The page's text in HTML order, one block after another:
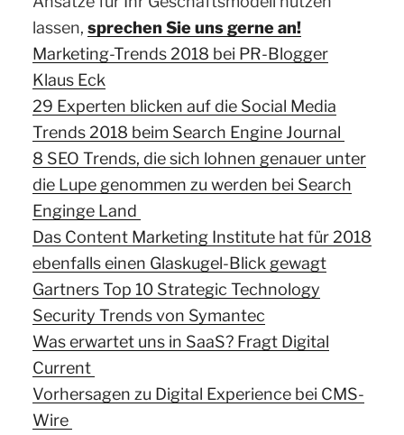
lassen, sprechen Sie uns gerne an!
Marketing-Trends 2018 bei PR-Blogger
Klaus Eck
29 Experten blicken auf die Social Media
Trends 2018 beim Search Engine Journal
8 SEO Trends, die sich lohnen genauer unter
die Lupe genommen zu werden bei Search
Enginge Land
Das Content Marketing Institute hat für 2018
ebenfalls einen Glaskugel-Blick gewagt
Gartners Top 10 Strategic Technology
Security Trends von Symantec
Was erwartet uns in SaaS? Fragt Digital
Current
Vorhersagen zu Digital Experience bei CMS-
Wire